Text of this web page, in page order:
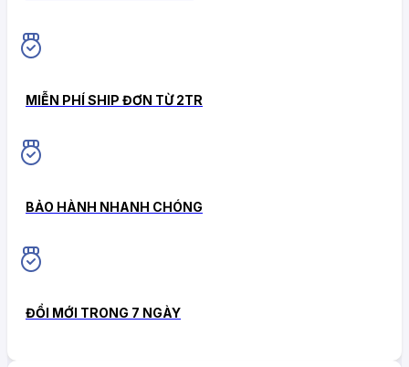
MIỄN PHÍ SHIP ĐƠN TỪ 2TR
BẢO HÀNH NHANH CHÓNG
ĐỔI MỚI TRONG 7 NGÀY